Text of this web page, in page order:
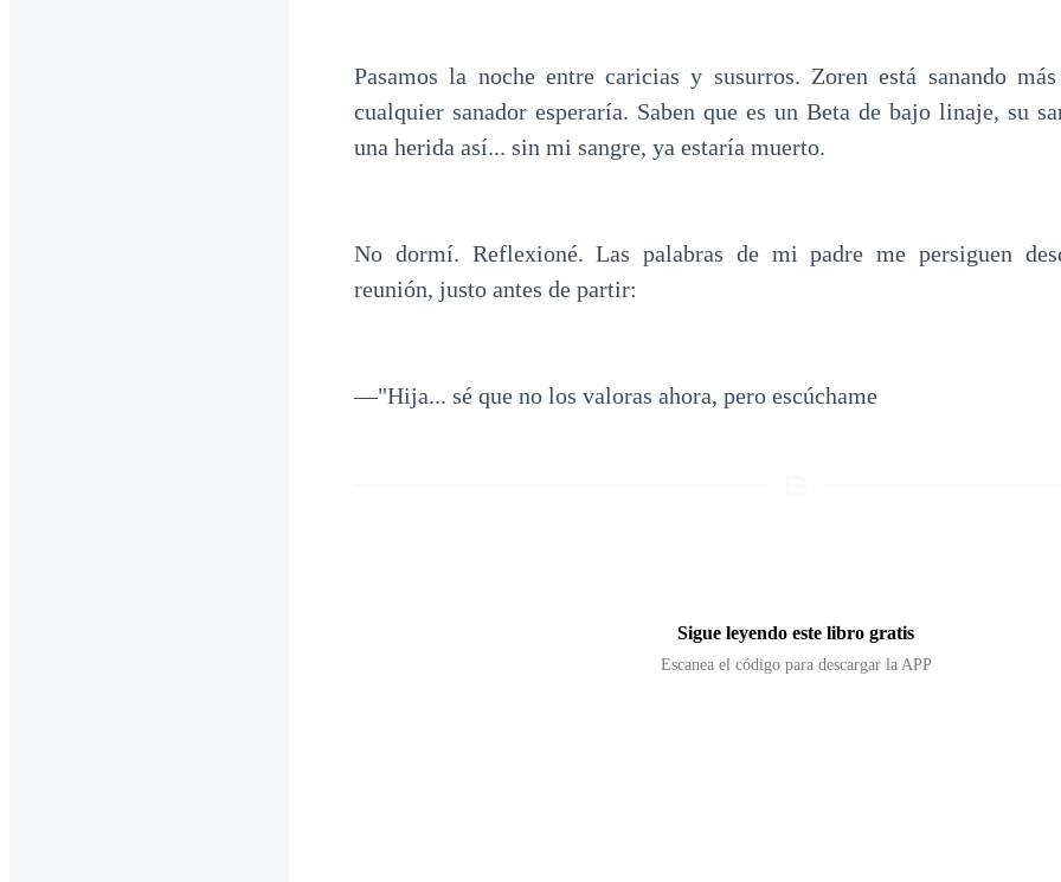
Pasamos la noche entre caricias y susurros. Zoren está sanando
cualquier sanador esperaría. Saben que es un Beta de bajo linaje, su
una herida así... sin mi sangre, ya estaría muerto.
No dormí. Reflexioné. Las palabras de mi padre me persiguen
reunión, justo antes de partir:
—"Hija... sé que no los valoras ahora, pero escúchame
Sigue leyendo este libro gratis
Escanea el código para descargar la APP